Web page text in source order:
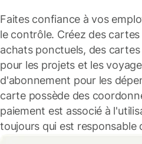
Faites confiance à vos
le contrôle. Créez des
achats ponctuels, des
pour les projets et les
d'abonnement pour les
carte possède des
paiement est associé à
toujours qui est responsable